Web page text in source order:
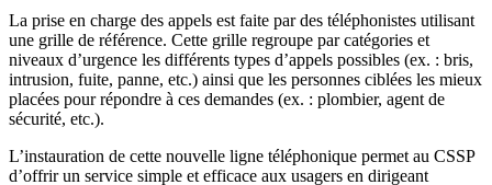
La prise en charge des appels est faite par des téléphonistes utilisant
une grille de référence. Cette grille regroupe par catégories et
niveaux d’urgence les différents types d’appels possibles (ex. : bris,
intrusion, fuite, panne, etc.) ainsi que les personnes ciblées les mieux
placées pour répondre à ces demandes (ex. : plombier, agent de
sécurité, etc.).
L’instauration de cette nouvelle ligne téléphonique permet au CSSP
d’offrir un service simple et efficace aux usagers en dirigeant